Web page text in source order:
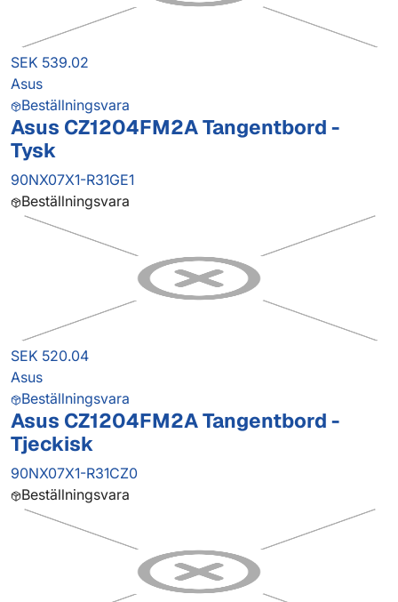
SEK 539.02
Asus
Beställningsvara
Asus CZ1204FM2A Tangentbord -
Tysk
90NX07X1-R31GE1
Beställningsvara
SEK 520.04
Asus
Beställningsvara
Asus CZ1204FM2A Tangentbord -
Tjeckisk
90NX07X1-R31CZ0
Beställningsvara